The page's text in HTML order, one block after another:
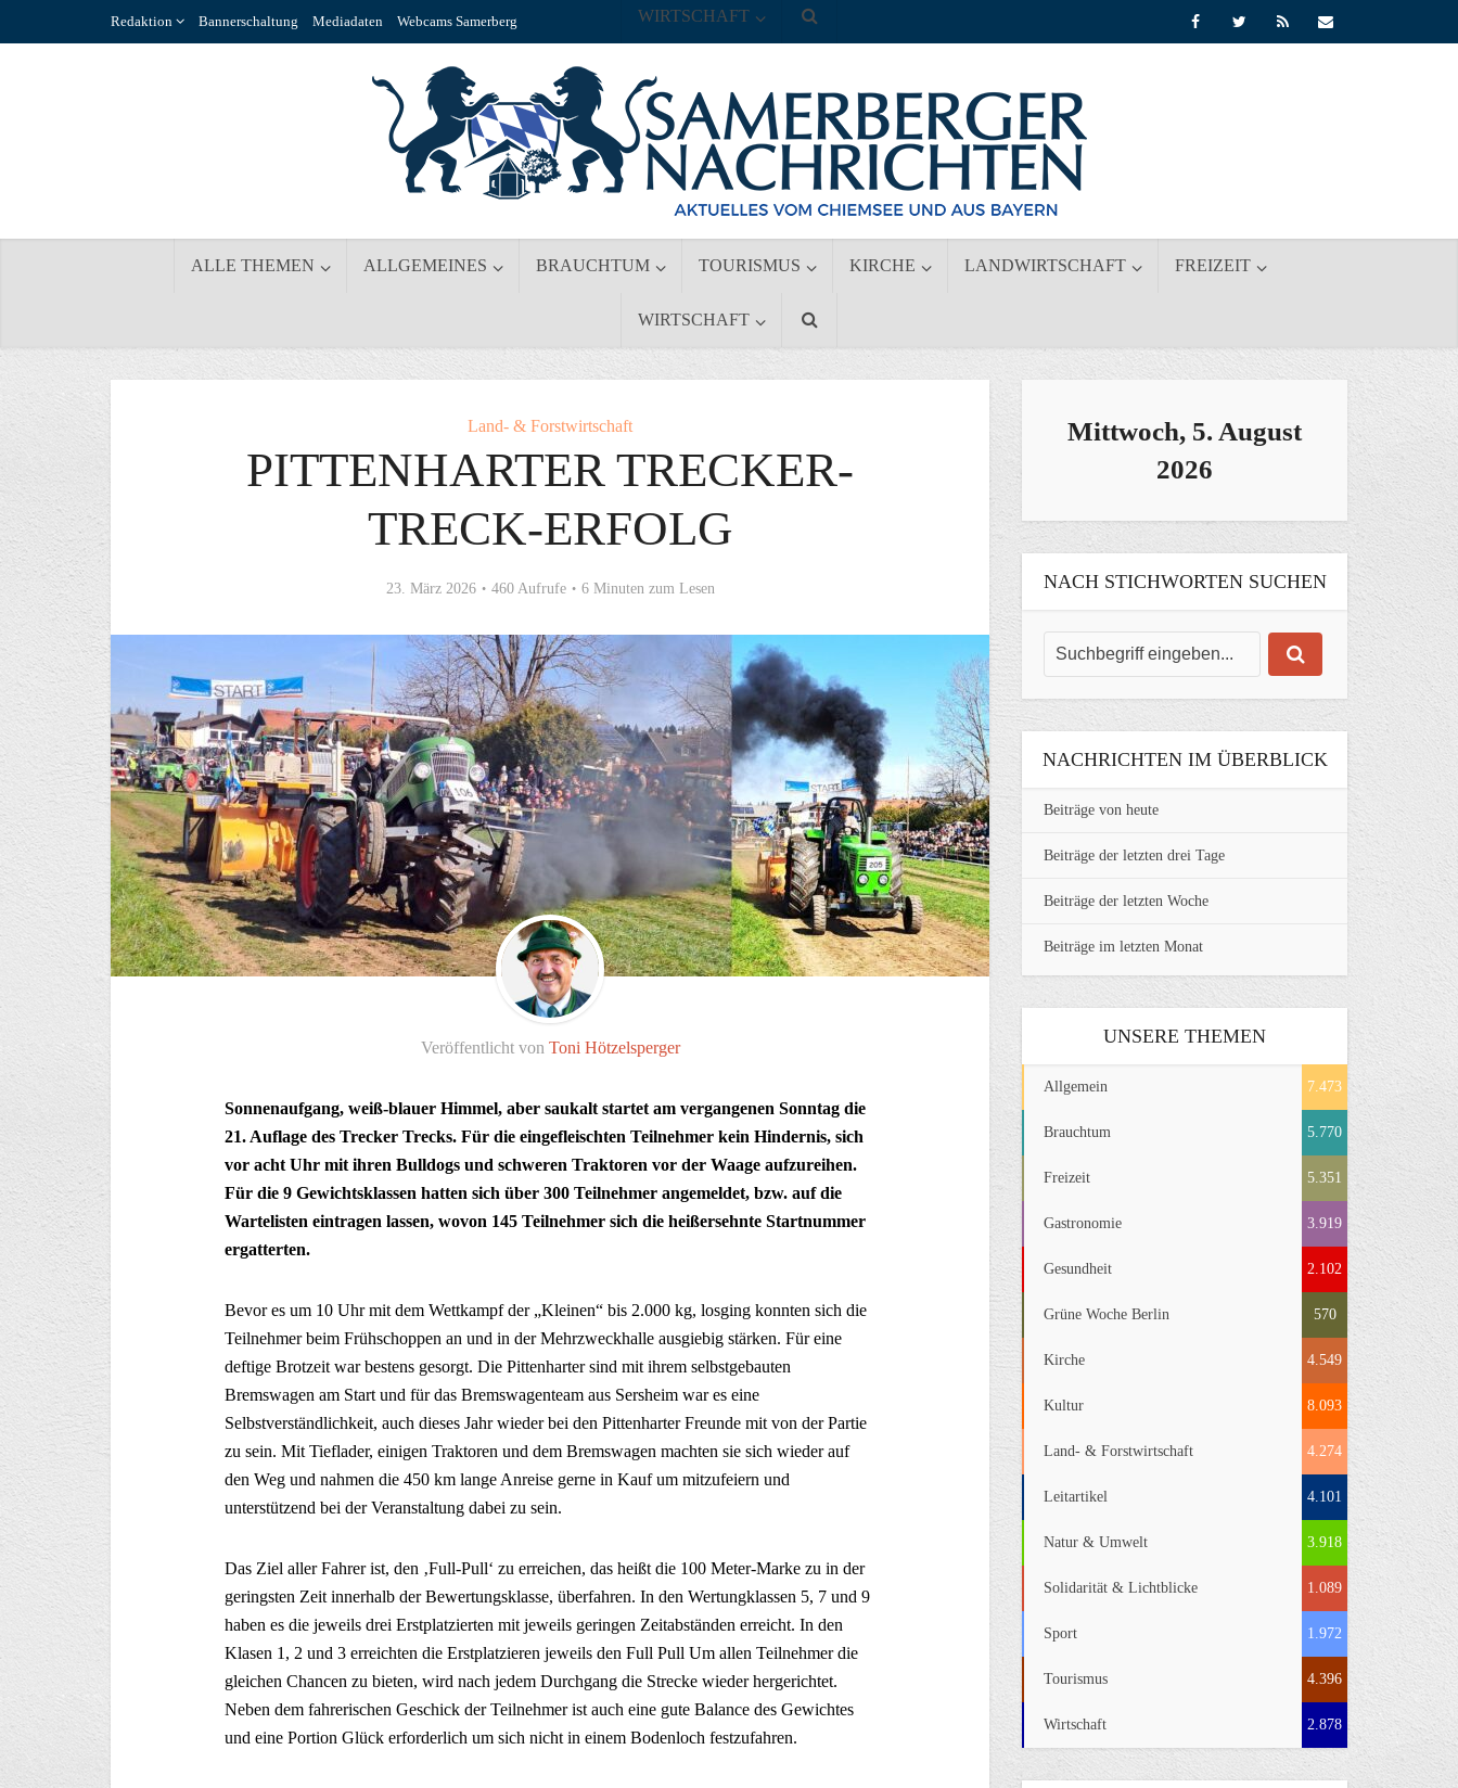
Redaktion Bannerschaltung Mediadaten Webcams Samerberg
ALLE THEMEN ALLGEMEINES BRAUCHTUM TOURISMUS KIRCHE LANDWIRTSCHAFT FREIZEIT
WIRTSCHAFT
WIRTSCHAFT
Land- & Forstwirtschaft
PITTENHARTER TRECKER-
TRECK-ERFOLG
23. März 2026 460 Aufrufe 6 Minuten zum Lesen
Veröffentlicht von Toni Hötzelsperger
Sonnenaufgang, weiß-blauer Himmel, aber saukalt startet am vergangenen Sonntag die
21. Auflage des Trecker Trecks. Für die eingefleischten Teilnehmer kein Hindernis, sich
vor acht Uhr mit ihren Bulldogs und schweren Traktoren vor der Waage aufzureihen.
Für die 9 Gewichtsklassen hatten sich über 300 Teilnehmer angemeldet, bzw. auf die
Wartelisten eintragen lassen, wovon 145 Teilnehmer sich die heißersehnte Startnummer
ergatterten.
Bevor es um 10 Uhr mit dem Wettkampf der „Kleinen“ bis 2.000 kg, losging konnten sich die
Teilnehmer beim Frühschoppen an und in der Mehrzweckhalle ausgiebig stärken. Für eine
deftige Brotzeit war bestens gesorgt. Die Pittenharter sind mit ihrem selbstgebauten
Bremswagen am Start und für das Bremswagenteam aus Sersheim war es eine
Selbstverständlichkeit, auch dieses Jahr wieder bei den Pittenharter Freunde mit von der Partie
zu sein. Mit Tieflader, einigen Traktoren und dem Bremswagen machten sie sich wieder auf
den Weg und nahmen die 450 km lange Anreise gerne in Kauf um mitzufeiern und
unterstützend bei der Veranstaltung dabei zu sein.
Das Ziel aller Fahrer ist, den ‚Full-Pull‘ zu erreichen, das heißt die 100 Meter-Marke zu in der
geringsten Zeit innerhalb der Bewertungsklasse, überfahren. In den Wertungklassen 5, 7 und 9
haben es die jeweils drei Erstplatzierten mit jeweils geringen Zeitabständen erreicht. In den
Klasen 1, 2 und 3 erreichten die Erstplatzieren jeweils den Full Pull Um allen Teilnehmer die
gleichen Chancen zu bieten, wird nach jedem Durchgang die Strecke wieder hergerichtet.
Neben dem fahrerischen Geschick der Teilnehmer ist auch eine gute Balance des Gewichtes
und eine Portion Glück erforderlich um sich nicht in einem Bodenloch festzufahren.
Mittwoch, 5. August
2026
NACH STICHWORTEN SUCHEN
NACHRICHTEN IM ÜBERBLICK
Beiträge von heute
Beiträge der letzten drei Tage
Beiträge der letzten Woche
Beiträge im letzten Monat
UNSERE THEMEN
Allgemein 7.473
Brauchtum 5.770
Freizeit 5.351
Gastronomie 3.919
Gesundheit 2.102
Grüne Woche Berlin 570
Kirche 4.549
Kultur 8.093
Land- & Forstwirtschaft 4.274
Leitartikel 4.101
Natur & Umwelt 3.918
Solidarität & Lichtblicke 1.089
Sport 1.972
Tourismus 4.396
Wirtschaft 2.878